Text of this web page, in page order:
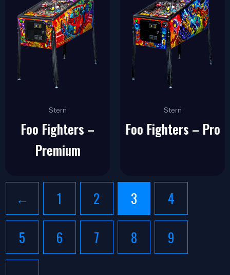
Stern
Foo Fighters –
Premium
Stern
Foo Fighters – Pro
← 1 2 3 4
5 6 7 8 9